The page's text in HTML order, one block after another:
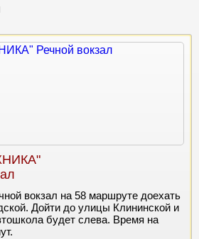
вокзал на 58 маршруте доехать
Дойти до улицы Клининской и
будет слева. Время на